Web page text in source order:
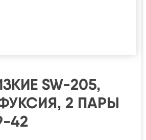
SW-205,
2 ПАРЫ
42